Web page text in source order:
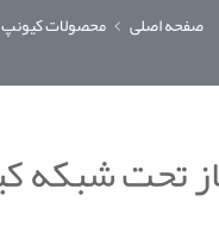
صفحه اصلی محصولات کیونپ